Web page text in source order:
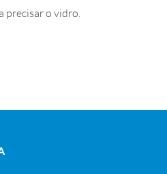
precisar o vidro.